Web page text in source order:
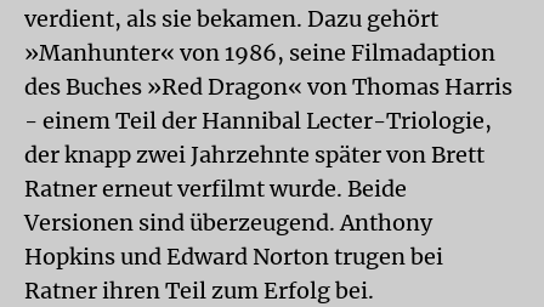
verdient, als sie bekamen. Dazu gehört
»Manhunter« von 1986, seine Filmadaption
des Buches »Red Dragon« von Thomas Harris
- einem Teil der Hannibal Lecter-Triologie,
der knapp zwei Jahrzehnte später von Brett
Ratner erneut verfilmt wurde. Beide
Versionen sind überzeugend. Anthony
Hopkins und Edward Norton trugen bei
Ratner ihren Teil zum Erfolg bei.